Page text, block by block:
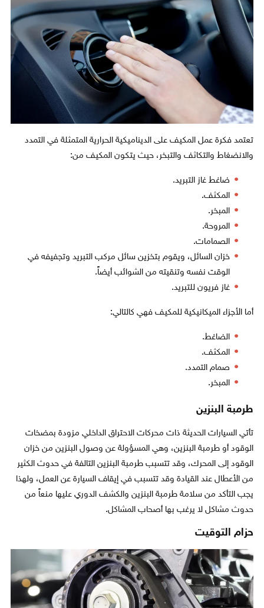
تعتمد فكرة عمل المكيف على الديناميكية الحرارية المتمثلة في التمدد
والانضغاط والتكاثف والتبخر، حيث يتكون المكيف من:
ضاغط غاز التبريد.
المكثف.
المبخر.
المروحة.
الصمامات.
خزان السائل، ويقوم بتخزين سائل مركب التبريد وتجفيفه في
الوقت نفسه وتنقيته من الشوائب أيضاً.
غاز فريون للتبريد.
أما الأجزاء الميكانيكية للمكيف فهي كالتالي:
الضاغط.
المكثف.
صمام التمدد.
المبخر.
طرمبة البنزين
تأتي السيارات الحديثة ذات محركات الاحتراق الداخلي مزودة بمضخات
الوقود أو طرمبة البنزين، وهي المسؤولة عن وصول البنزين من خزان
الوقود إلى المحرك، وقد تتسبب طرمبة البنزين التالفة في حدوث الكثير
من الأعطال عند القيادة وقد تتسبب في إيقاف السيارة عن العمل، ولهذا
يجب التأكد من سلامة طرمبة البنزين والكشف الدوري عليها منعاً من
حدوث مشاكل لا يرغب بها أصحاب المشاكل.
حزام التوقيت